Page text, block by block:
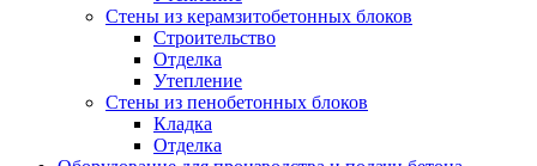
Стены из керамзитобетонных блоков
Строительство
Отделка
Утепление
Стены из пенобетонных блоков
Кладка
Отделка